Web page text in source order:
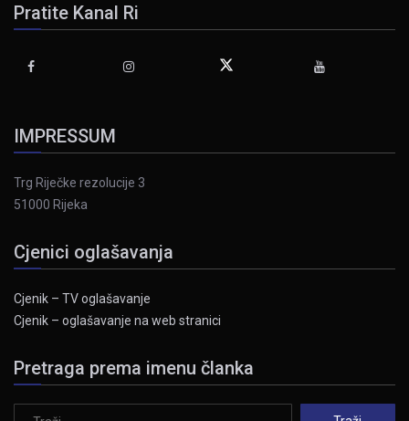
Pratite Kanal Ri
IMPRESSUM
Trg Riječke rezolucije 3
51000 Rijeka
Cjenici oglašavanja
Cjenik – TV oglašavanje
Cjenik – oglašavanje na web stranici
Pretraga prema imenu članka